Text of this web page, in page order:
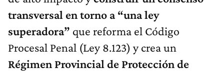
transversal en torno a “una ley
superadora” que reforma el Código
Procesal Penal (Ley 8.123) y crea un
Régimen Provincial de Protección de